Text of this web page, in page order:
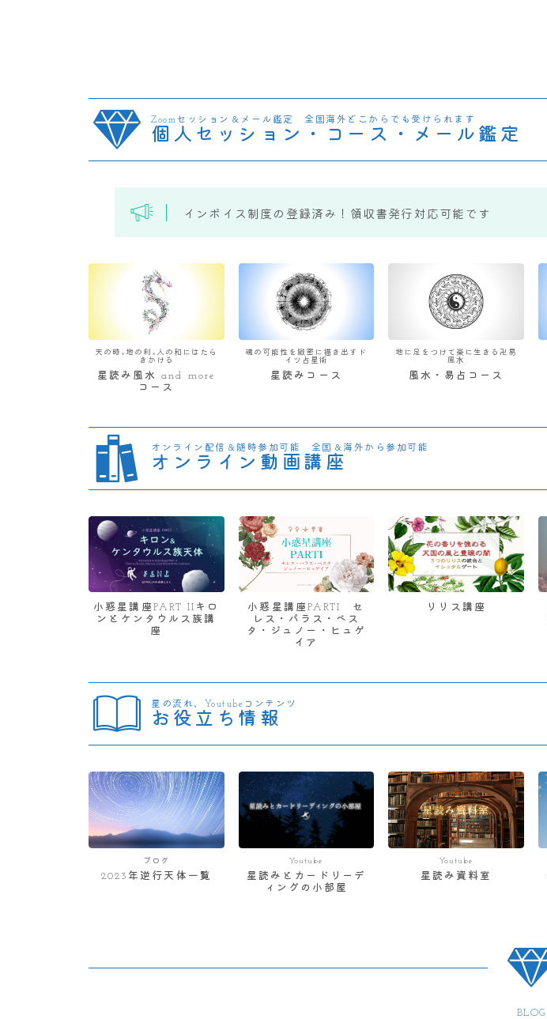
Zoomセッション＆メール鑑定 全国海外どこからでも受けられます
個人セッション・コース・メール鑑定
インボイス制度の登録済み！領収書発行対応可能です
天の時×地の利×人の和にはたら
きかける
星読み風水 and more
コース
魂の可能性を緻密に描き出すド
イツ占星術
星読みコース
地に足をつけて楽に生きる卍易
風水
風水・易占コース
オンライン配信＆随時参加可能 全国＆海外から参加可能
オンライン動画講座
小惑星講座PART IIキロ
ンとケンタウルス族講
座
小惑星講座PARTI セ
レス・パラス・ベス
タ・ジュノー・ヒュゲ
イア
リリス講座
星の流れ、Youtubeコンテンツ
お役立ち情報
ブログ
2023年逆行天体一覧
Youtube
星読みとカードリーデ
ィングの小部屋
Youtube
星読み資料室
BLOG